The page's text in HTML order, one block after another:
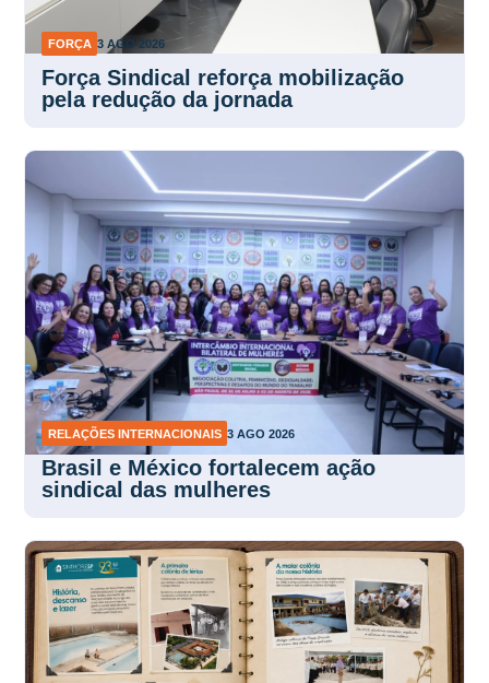
FORÇA 3 AGO 2026
Força Sindical reforça mobilização
pela redução da jornada
RELAÇÕES INTERNACIONAIS 3 AGO 2026
Brasil e México fortalecem ação
sindical das mulheres